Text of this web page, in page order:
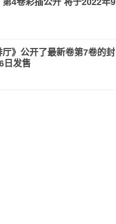
4卷彩插公开 将于2022年9
》公开了最新卷第7卷的封
日发售